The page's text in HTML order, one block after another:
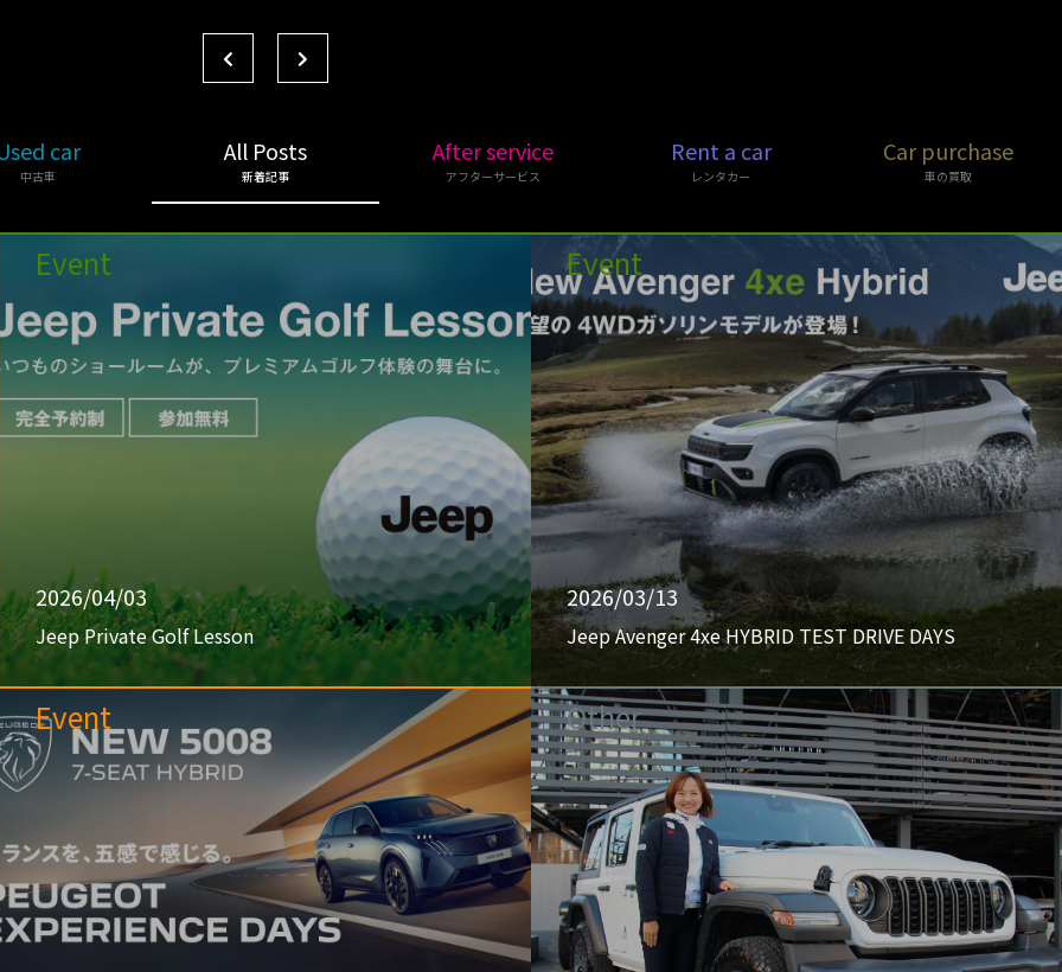
car
中古車
All Posts
新着記事
After service
アフターサービス
Rent a car
レンタカー
Car purchase
車の買取
Event
2026/04/03
Jeep Private Golf Lesson
Event
2026/03/13
Jeep Avenger 4xe HYBRID TEST DRIVE DAYS
Event Other